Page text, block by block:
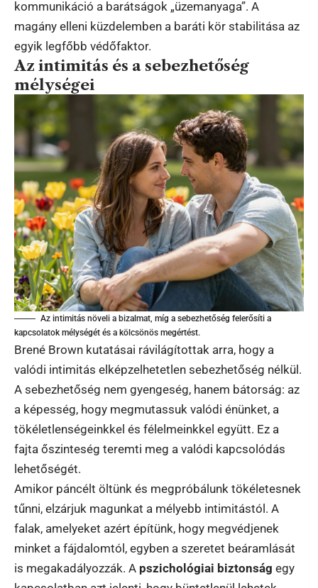
kommunikáció a barátságok „üzemanyaga”. A
magány elleni küzdelemben a baráti kör stabilitása az
egyik legfőbb védőfaktor.
Az intimitás és a sebezhetőség
mélységei
Az intimitás növeli a bizalmat, míg a sebezhetőség felerősíti a
kapcsolatok mélységét és a kölcsönös megértést.
Brené Brown kutatásai rávilágítottak arra, hogy a
valódi intimitás elképzelhetetlen sebezhetőség nélkül.
A sebezhetőség nem gyengeség, hanem bátorság: az
a képesség, hogy megmutassuk valódi énünket, a
tökéletlenségeinkkel és félelmeinkkel együtt. Ez a
fajta őszinteség teremti meg a valódi kapcsolódás
lehetőségét.
Amikor páncélt öltünk és megpróbálunk tökéletesnek
tűnni, elzárjuk magunkat a mélyebb intimitástól. A
falak, amelyeket azért építünk, hogy megvédjenek
minket a fájdalomtól, egyben a szeretet beáramlását
is megakadályozzák. A pszichológiai biztonság egy